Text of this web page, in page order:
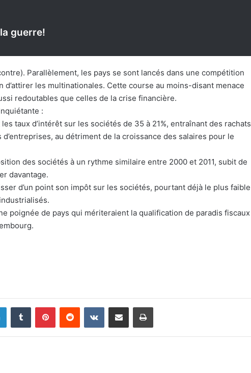
guerre!
Parallèlement, les pays se sont lancés dans une compétition
d’attirer les multinationales. Cette course au moins-disant menace
redoutables que celles de la crise financière.
:
taux d’intérêt sur les sociétés de 35 à 21%, entraînant des rachats
au détriment de la croissance des salaires pour le
des sociétés à un rythme similaire entre 2000 et 2011, subit de
davantage.
d’un point son impôt sur les sociétés, pourtant déjà le plus faible
poignée de pays qui mériteraient la qualification de paradis fiscaux